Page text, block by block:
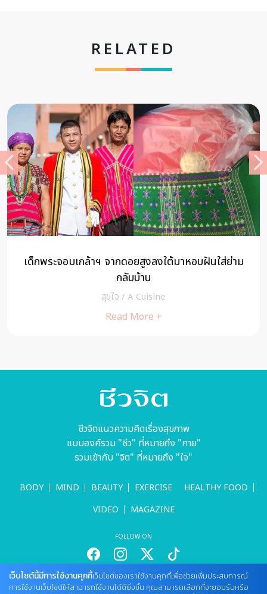
RELATED
เด็กพระจอมเกล้าฯ จากดอยสูงลงใต้มาหอบฝันใส่ย่าม
กลับบ้าน
สุขใจ / A Cuisine
Read More +
ชีวจิตแนวความคิดเรื่องสุขภาพ
แบบองค์รวม "ชีว" ที่หมายถึง "กาย"
รวมเข้ากับ "จิต" ที่หมายถึง "ใจ"
BODY MIND BEAUTY EXERCISE
HEALTHY FOOD
VIDEO
MAGAZINE
FOLLOW ON
สนใจลงโฆษณากับเว็บไซต์
เว็บไซต์นี้มีการใช้งานคุกกี้เว็บไซต์ของเราใช้งานคุกกี้เพื่อช่วยเพิ่มประสบการณ์
การใช้งานเว็บไซต์ให้สามารถใช้งานได้ดียิ่งขึ้น คุณสามารถเลือกที่จะยอมรับหรือ